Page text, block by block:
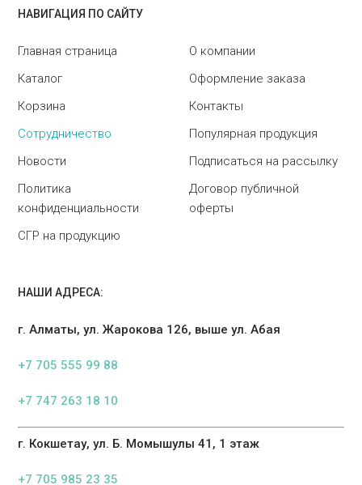
НАВИГАЦИЯ ПО САЙТУ
Главная страница
О компании
Каталог
Оформление заказа
Корзина
Контакты
Сотрудничество
Популярная продукция
Новости
Подписаться на рассылку
Политика
конфиденциальности
Договор публичной
оферты
СГР на продукцию
НАШИ АДРЕСА:
г. Алматы, ул. Жарокова 126, выше ул. Абая
+7 705 555 99 88
+7 747 263 18 10
г. Кокшетау, ул. Б. Момышулы 41, 1 этаж
+7 705 985 23 35